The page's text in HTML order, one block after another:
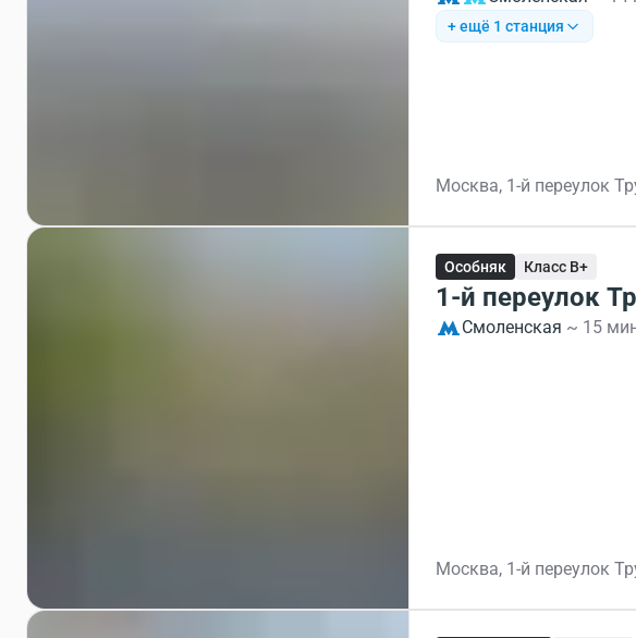
+ ещё 1 станция
Москва, 1-й переулок
Особняк Класс B+
1-й переулок
Смоленская ~ 15
Москва, 1-й переулок